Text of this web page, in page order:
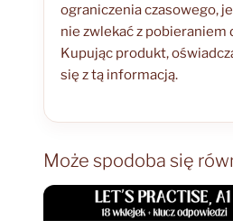
ograniczenia czasowego,
nie zwlekać z pobieraniem
Kupując produkt,
się z tą informacją.
Może spodoba się